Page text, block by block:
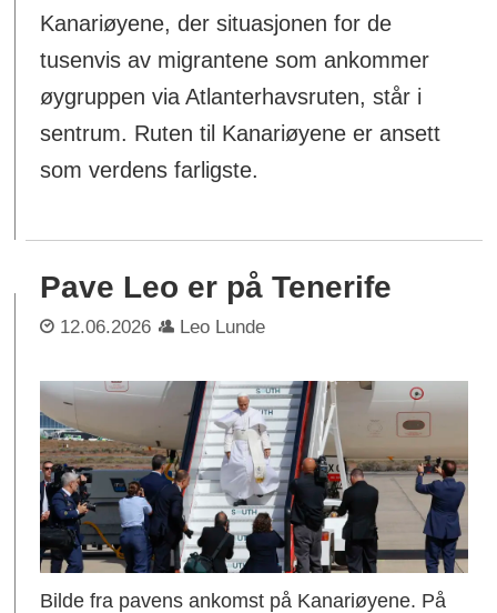
Kanariøyene, der situasjonen for de
tusenvis av migrantene som ankommer
øygruppen via Atlanterhavsruten, står i
sentrum. Ruten til Kanariøyene er ansett
som verdens farligste.
Pave Leo er på Tenerife
12.06.2026 Leo Lunde
Bilde fra pavens ankomst på Kanariøyene. På